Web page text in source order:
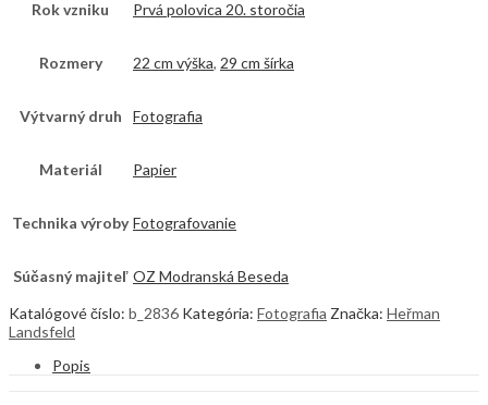
Rok vzniku Prvá polovica 20. storočia
Rozmery 22 cm výška, 29 cm šírka
Výtvarný druh Fotografia
Materiál Papier
Technika výroby Fotografovanie
Súčasný majiteľ OZ Modranská Beseda
Katalógové číslo: b_2836 Kategória: Fotografia Značka: Heřman
Landsfeld
Popis